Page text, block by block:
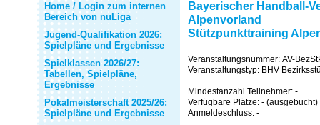
Home / Login zum internen
Bereich von nuLiga
Jugend-Qualifikation 2026:
Spielpläne und Ergebnisse
Spielklassen 2026/27:
Tabellen, Spielpläne,
Ergebnisse
Pokalmeisterschaft 2025/26:
Spielpläne und Ergebnisse
Bayerischer Handball-
Alpenvorland
Stützpunkttraining
Veranstaltungsnummer: AV-
Veranstaltungstyp: BHV
Mindestanzahl Teilnehmer: -
Verfügbare Plätze: - (ausgebucht)
Anmeldeschluss: -